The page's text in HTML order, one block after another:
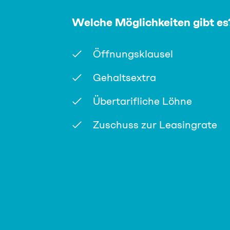
Welche Möglichkeiten gibt
Öffnungsklausel
Gehaltsextra
Übertarifliche Löhne
Zuschuss zur Leasingrate